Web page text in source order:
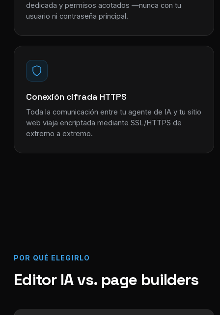
dedicada y permisos acotados —nunca con tu
usuario ni contraseña principal.
Conexión cifrada HTTPS
Toda la comunicación entre tu agente de IA y tu sitio
web viaja encriptada mediante SSL/HTTPS de
extremo a extremo.
POR QUÉ ELEGIRLO
Editor IA vs. page builders